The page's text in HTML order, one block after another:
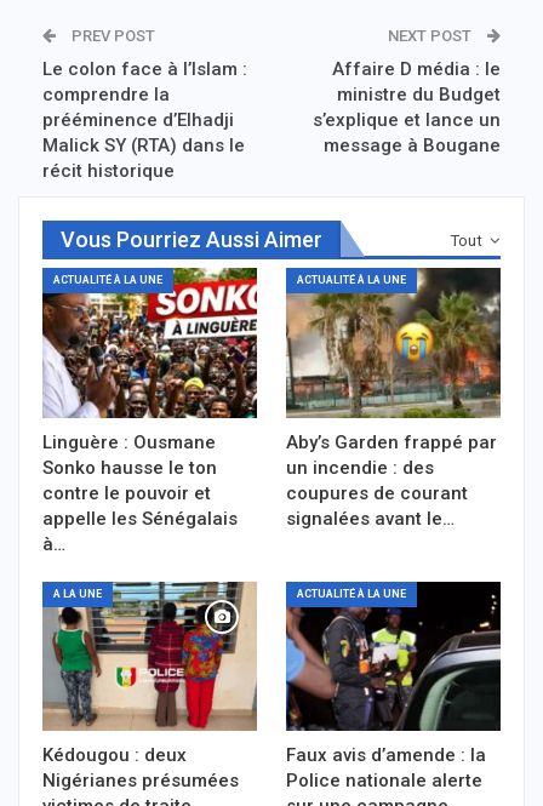
PREV POST
Le colon face à l’Islam :
comprendre la
prééminence d’Elhadji
Malick SY (RTA) dans le
récit historique
NEXT POST
Affaire D média : le
ministre du Budget
s’explique et lance un
message à Bougane
Tout
Vous Pourriez Aussi Aimer
ACTUALITÉ À LA UNE
Linguère : Ousmane
Sonko hausse le ton
contre le pouvoir et
appelle les Sénégalais
à…
ACTUALITÉ À LA UNE
Aby’s Garden frappé par
un incendie : des
coupures de courant
signalées avant le…
A LA UNE
Kédougou : deux
Nigérianes présumées
ACTUALITÉ À LA UNE
Faux avis d’amende : la
Police nationale alerte